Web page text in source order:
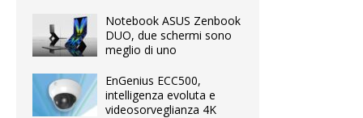
Notebook ASUS Zenbook
DUO, due schermi sono
meglio di uno
EnGenius ECC500,
intelligenza evoluta e
videosorveglianza 4K